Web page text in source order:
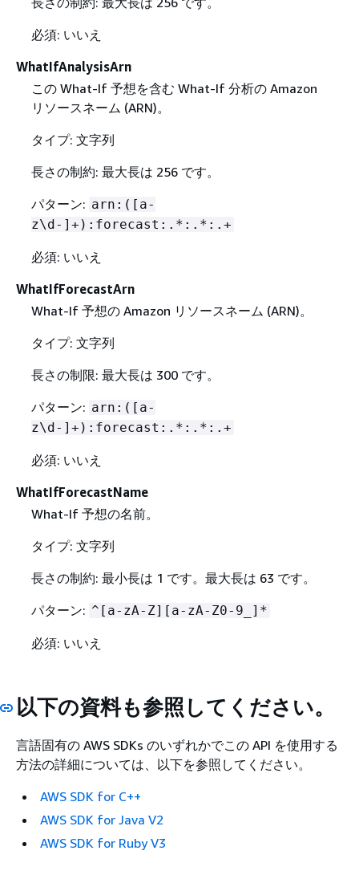
必須: いいえ
WhatIfAnalysisArn
この What-If 予想を含む What-If 分析の Amazon
リソースネーム (ARN)。
タイプ: 文字列
長さの制約: 最大長は 256 です。
パターン: arn:([a-
z\d-]+):forecast:.*:.*:.+
必須: いいえ
WhatIfForecastArn
What-If 予想の Amazon リソースネーム (ARN)。
タイプ: 文字列
長さの制限: 最大長は 300 です。
パターン: arn:([a-
z\d-]+):forecast:.*:.*:.+
必須: いいえ
WhatIfForecastName
What-If 予想の名前。
タイプ: 文字列
長さの制約: 最小長は 1 です。最大長は 63 です。
パターン: ^[a-zA-Z][a-zA-Z0-9_]*
必須: いいえ
以下の資料も参照してください。
言語固有の AWS SDKs のいずれかでこの API を使用する
方法の詳細については、以下を参照してください。
AWS SDK for C++
AWS SDK for Java V2
AWS SDK for Ruby V3